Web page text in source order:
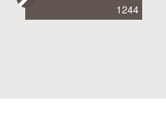
1244